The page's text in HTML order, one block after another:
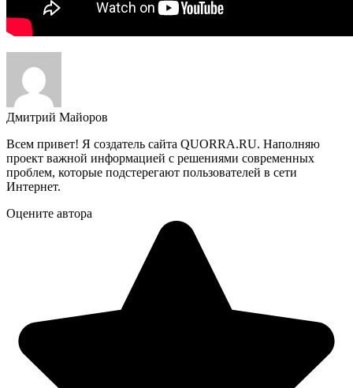
Дмитрий Майоров
Всем привет! Я создатель сайта QUORRA.RU. Наполняю
проект важной информацией с решениями современных
проблем, которые подстерегают пользователей в сети
Интернет.
Оцените автора